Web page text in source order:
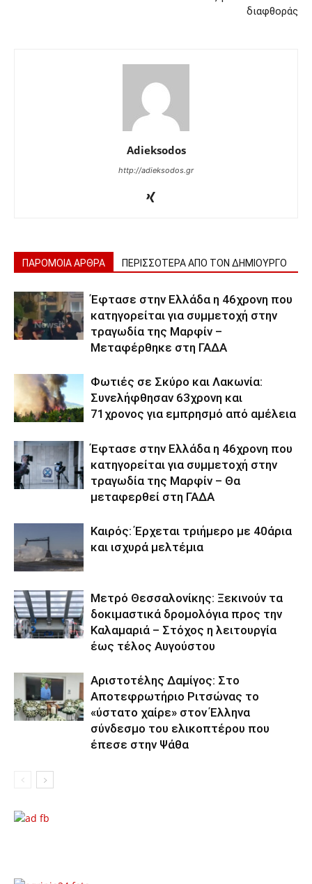
διαφθοράς
Adieksodos
http://adieksodos.gr
ΠΑΡΟΜΟΙΑ ΑΡΘΡΑ ΠΕΡΙΣΣΟΤΕΡΑ ΑΠΟ ΤΟΝ ΔΗΜΙΟΥΡΓΟ
Έφτασε στην Ελλάδα η 46χρονη που
κατηγορείται για συμμετοχή στην
τραγωδία της Μαρφίν –
Μεταφέρθηκε στη ΓΑΔΑ
Φωτιές σε Σκύρο και Λακωνία:
Συνελήφθησαν 63χρονη και
71χρονος για εμπρησμό από αμέλεια
Έφτασε στην Ελλάδα η 46χρονη που
κατηγορείται για συμμετοχή στην
τραγωδία της Μαρφίν – Θα
μεταφερθεί στη ΓΑΔΑ
Καιρός: Έρχεται τριήμερο με 40άρια
και ισχυρά μελτέμια
Μετρό Θεσσαλονίκης: Ξεκινούν τα
δοκιμαστικά δρομολόγια προς την
Καλαμαριά – Στόχος η λειτουργία
έως τέλος Αυγούστου
Αριστοτέλης Δαμίγος: Στο
Αποτεφρωτήριο Ριτσώνας το
«ύστατο χαίρε» στον Έλληνα
σύνδεσμο του ελικοπτέρου που
έπεσε στην Ψάθα